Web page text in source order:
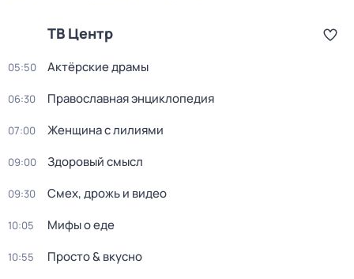
ТВ Центр
05:50 Актёрские драмы
06:30 Православная энциклопедия
07:00 Женщина с лилиями
09:00 Здоровый смысл
09:30 Смех, дрожь и видео
10:05 Мифы о еде
10:55 Просто & вкусно